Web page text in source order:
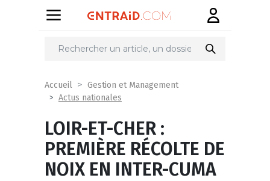
Partager
Accueil
Gestion et Management
Actus nationales
LOIR-ET-CHER :
PREMIÈRE RÉCOLTE DE
NOIX EN INTER-CUMA